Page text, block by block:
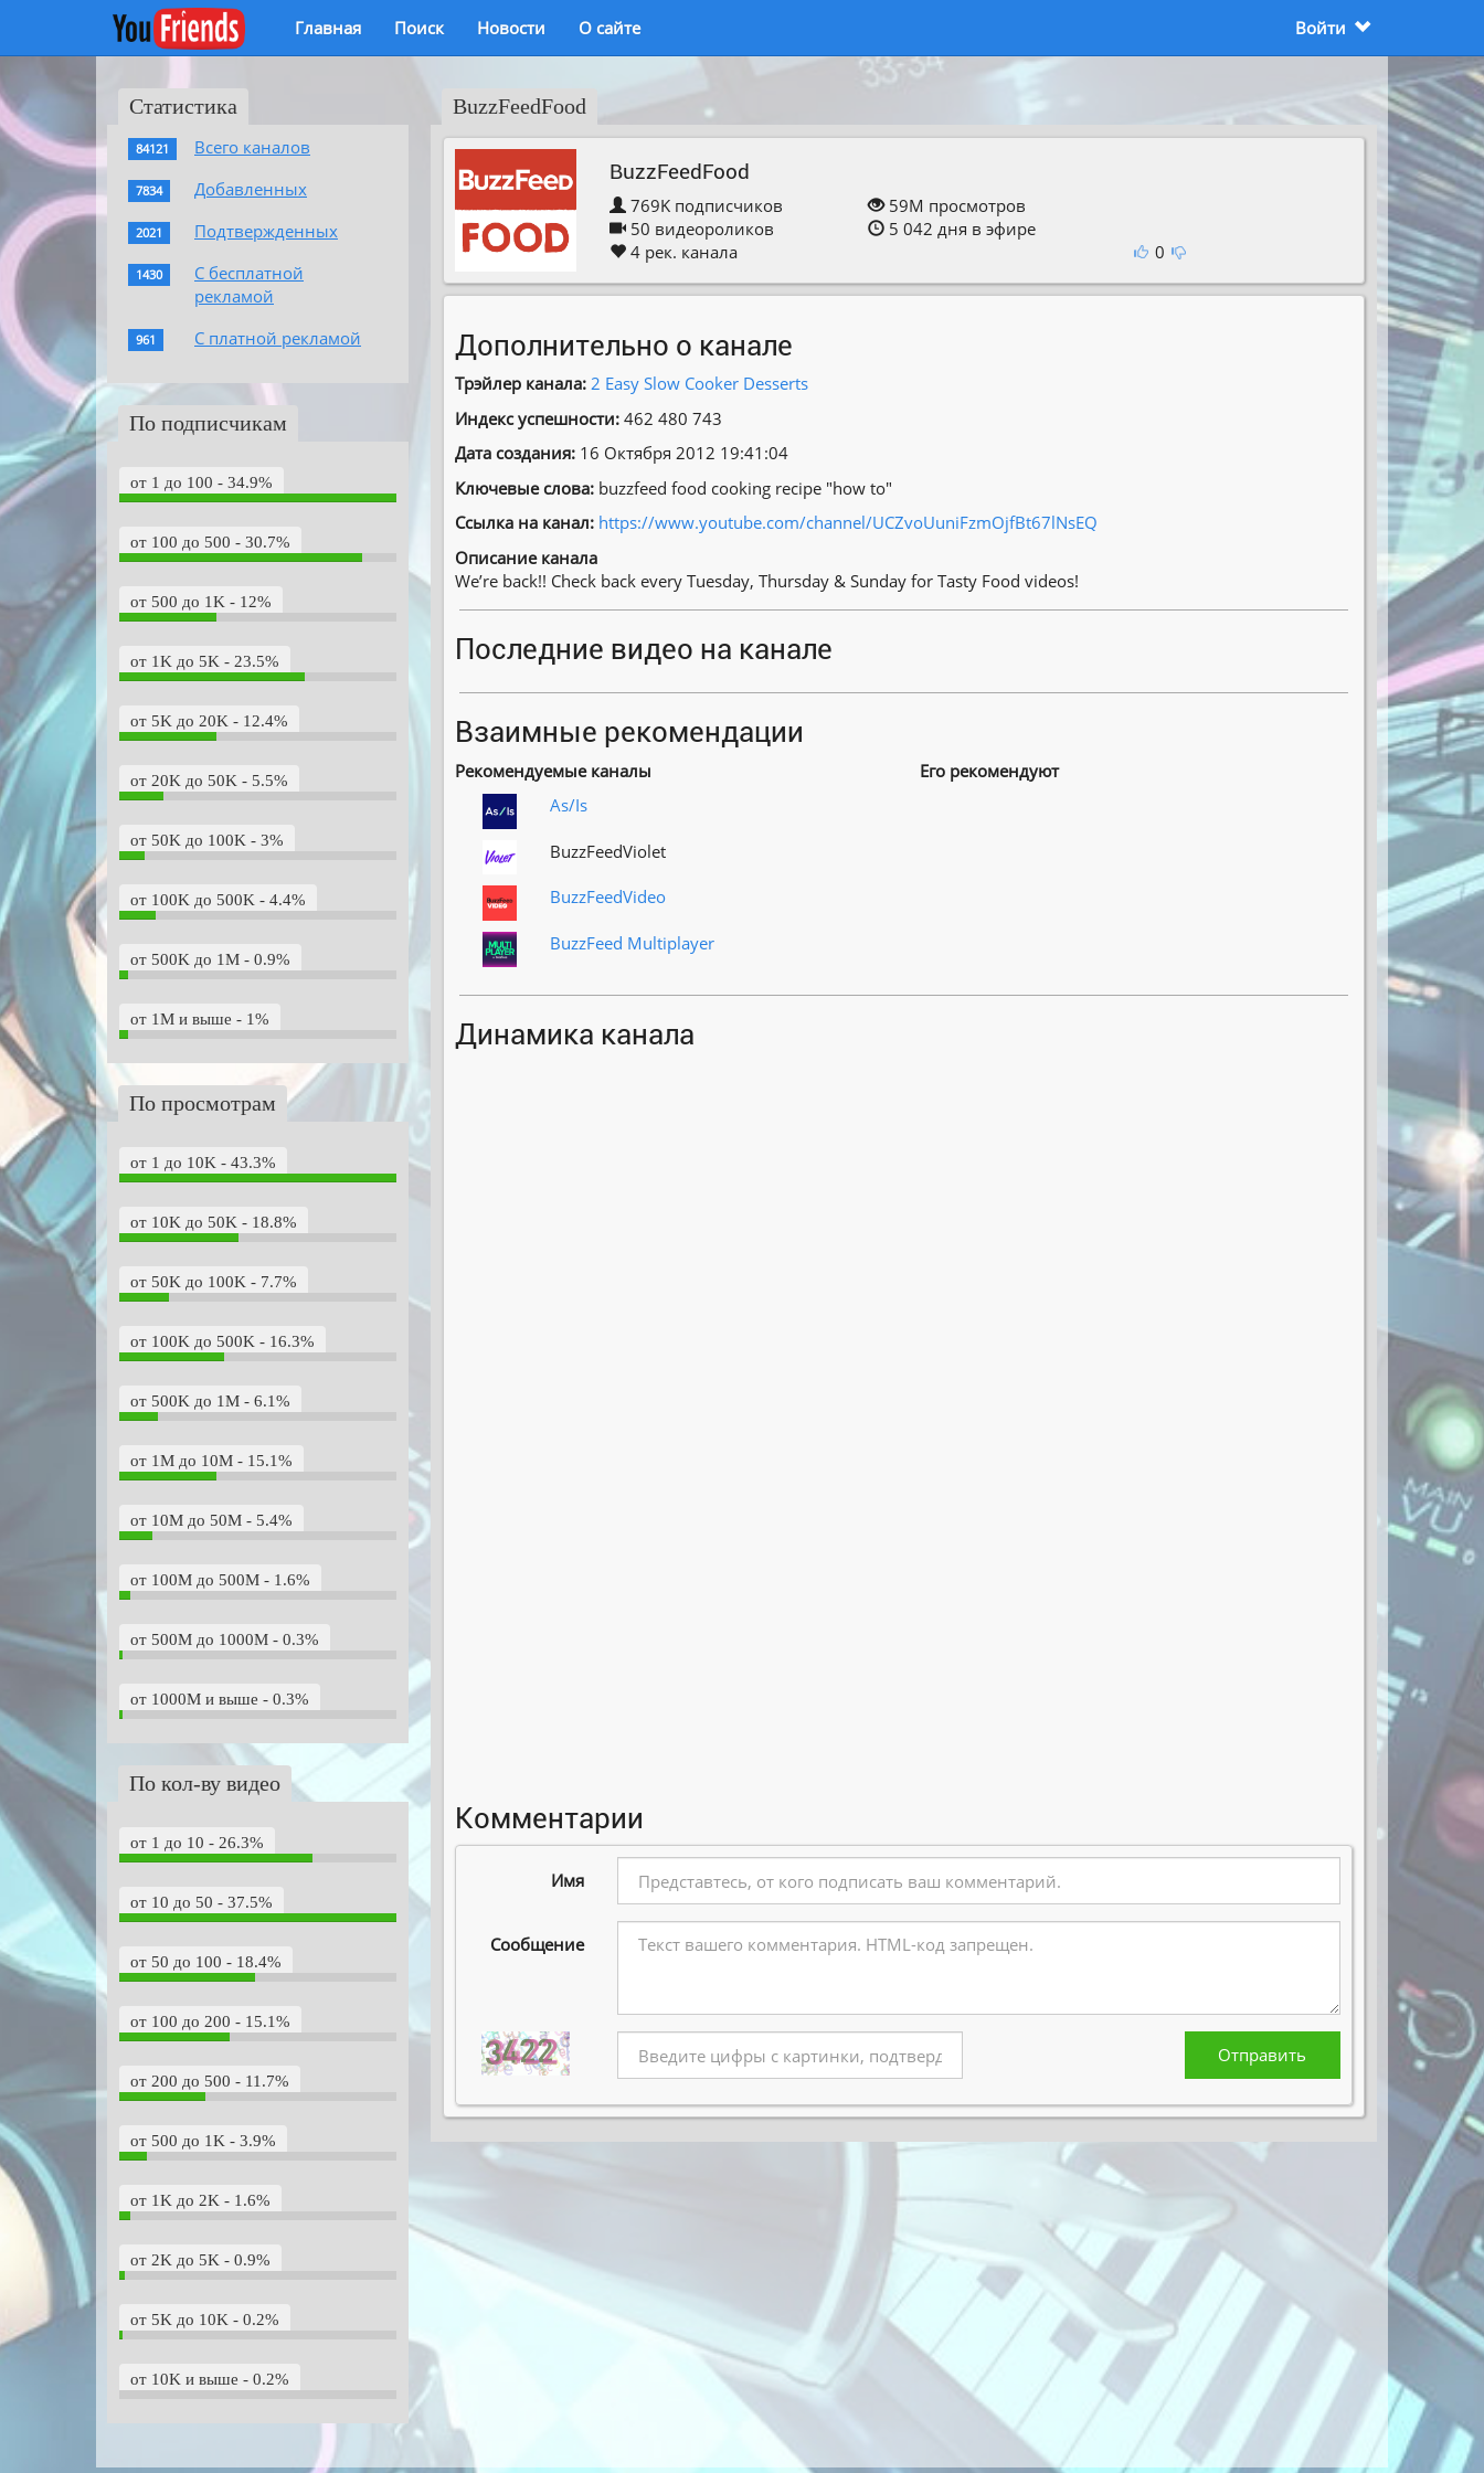
Главная Поиск Новости О сайте Войти
Статистика
84121 Всего каналов
7834 Добавленных
2021 Подтвержденных
1430
С бесплатной
рекламой
961 С платной рекламой
По подписчикам
от 1 до 100 - 34.9%
от 100 до 500 - 30.7%
от 500 до 1K - 12%
от 1K до 5K - 23.5%
от 5K до 20K - 12.4%
от 20K до 50K - 5.5%
от 50K до 100K - 3%
от 100K до 500K - 4.4%
от 500K до 1M - 0.9%
от 1M и выше - 1%
По просмотрам
от 1 до 10K - 43.3%
от 10K до 50K - 18.8%
от 50K до 100K - 7.7%
от 100K до 500K - 16.3%
от 500K до 1M - 6.1%
от 1M до 10M - 15.1%
от 10M до 50M - 5.4%
от 100M до 500M - 1.6%
от 500M до 1000M - 0.3%
от 1000M и выше - 0.3%
По кол-ву видео
от 1 до 10 - 26.3%
от 10 до 50 - 37.5%
от 50 до 100 - 18.4%
от 100 до 200 - 15.1%
от 200 до 500 - 11.7%
от 500 до 1K - 3.9%
от 1K до 2K - 1.6%
от 2K до 5K - 0.9%
от 5K до 10K - 0.2%
от 10K и выше - 0.2%
BuzzFeedFood
BuzzFeedFood
769K подписчиков
50 видеороликов
4 рек. канала
59M просмотров
5 042дня в эфире
0
Дополнительно о канале
Трэйлер канала: 2 Easy Slow Cooker Desserts
Индекс успешности:462 480 743
Дата создания:16 Октября 2012 19:41:04
Ключевые слова:buzzfeed food cooking recipe ″how to″
Ссылка на канал: https://www.youtube.com/channel/UCZvoUuniFzmOjfBt67lNsEQ
Описание канала
We’re back!! Check back every Tuesday, Thursday & Sunday for Tasty Food videos!
Последние видео на канале
Взаимные рекомендации
Рекомендуемые каналы
As/Is
BuzzFeedViolet
BuzzFeedVideo
BuzzFeed Multiplayer
Его рекомендуют
Динамика канала
Комментарии
Имя
Сообщение
Отправить